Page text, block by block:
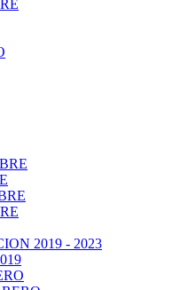
2019 - 2023